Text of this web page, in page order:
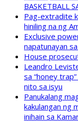
BASKETBALL
Pag-extradite
hiniling na ng
Exclusive
napatunayan
House
Leandro
sa “honey
nito sa isyu
Panukalang
kakulangan ng
inihain sa